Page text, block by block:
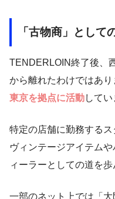
「古物商」として
TENDERLOIN終了後、
から離れたわけではあり
東京を拠点に活動してい
特定の店舗に勤務する
ヴィンテージアイテム
ィーラーとしての道を歩
一部のネット上では「